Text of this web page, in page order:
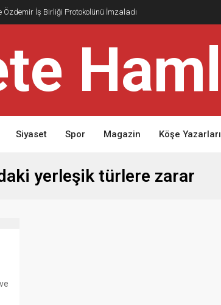
Özdemir İş Birliği Protokolünü İmzaladı
Siyaset Spor Magazin Köşe Yazarları
yerleşik türlere zarar